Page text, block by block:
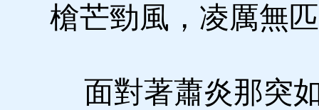
槍芒勁風，凌厲無
面對著蕭炎那突